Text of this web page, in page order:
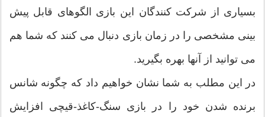
بسیاری از شرکت کنندگان این بازی الگوهای قابل پیش
بینی مشخصی را در زمان بازی دنبال می کنند که شما هم
می توانید از آنها بهره بگیرید.
در این مطلب به شما نشان خواهیم داد که چگونه شانس
برنده شدن خود را در بازی سنگ-کاغذ-قیچی افزایش